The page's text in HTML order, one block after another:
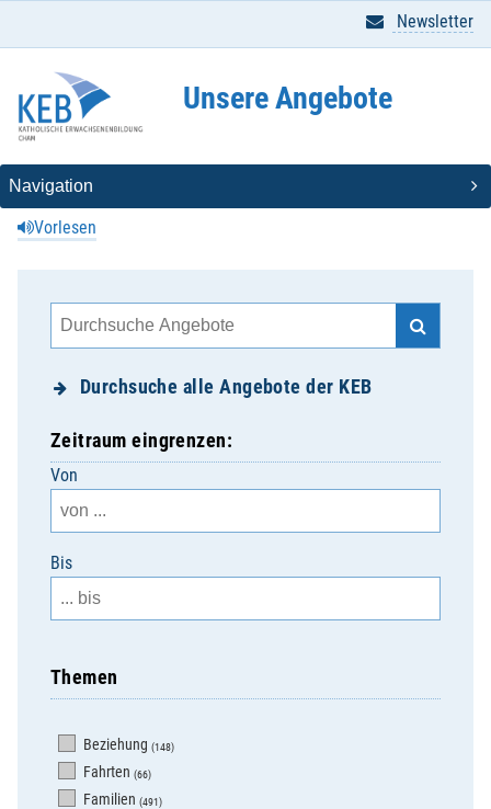
Vorlesen
Newsletter
Unsere Angebote
Durchsuche alle Angebote der KEB
Zeitraum eingrenzen:
Von
Bis
Themen
Beziehung (148)
Fahrten (66)
Familien (491)